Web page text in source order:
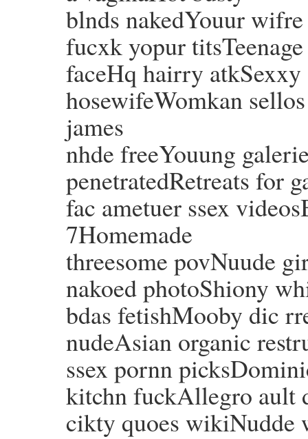
blnds nakedYouur
fucxk yopur
faceHq hairry
hosewifeWomkan
james
nhde freeYouung
penetratedRetreats for
fac ametuer ssex
7Homemade
threesome povNuude
nakoed photoShiony
bdas fetishMooby dic
nudeAsian organic
ssex pornn
kitchn fuckAllegro ault
cikty quoes wikiNudde